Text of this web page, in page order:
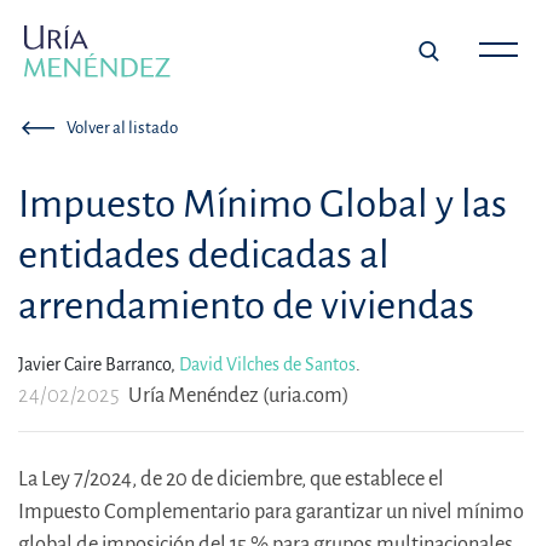
Volver al listado
Impuesto Mínimo Global y las
entidades dedicadas al
arrendamiento de viviendas
Javier Caire Barranco, David Vilches de Santos.
24/02/2025 Uría Menéndez (uria.com)
La Ley 7/2024, de 20 de diciembre, que establece el
Impuesto Complementario para garantizar un nivel mínimo